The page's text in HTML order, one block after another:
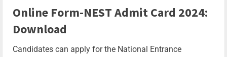
Online Form-NEST Admit Card 2024:
Download
Candidates can apply for the National Entrance